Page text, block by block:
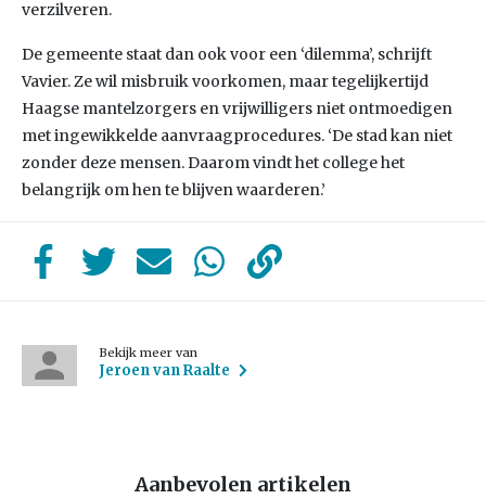
verzilveren.
De gemeente staat dan ook voor een ‘dilemma’, schrijft
Vavier. Ze wil misbruik voorkomen, maar tegelijkertijd
Haagse mantelzorgers en vrijwilligers niet ontmoedigen
met ingewikkelde aanvraagprocedures. ‘De stad kan niet
zonder deze mensen. Daarom vindt het college het
belangrijk om hen te blijven waarderen.’
Bekijk meer van
Jeroen van Raalte
Aanbevolen artikelen